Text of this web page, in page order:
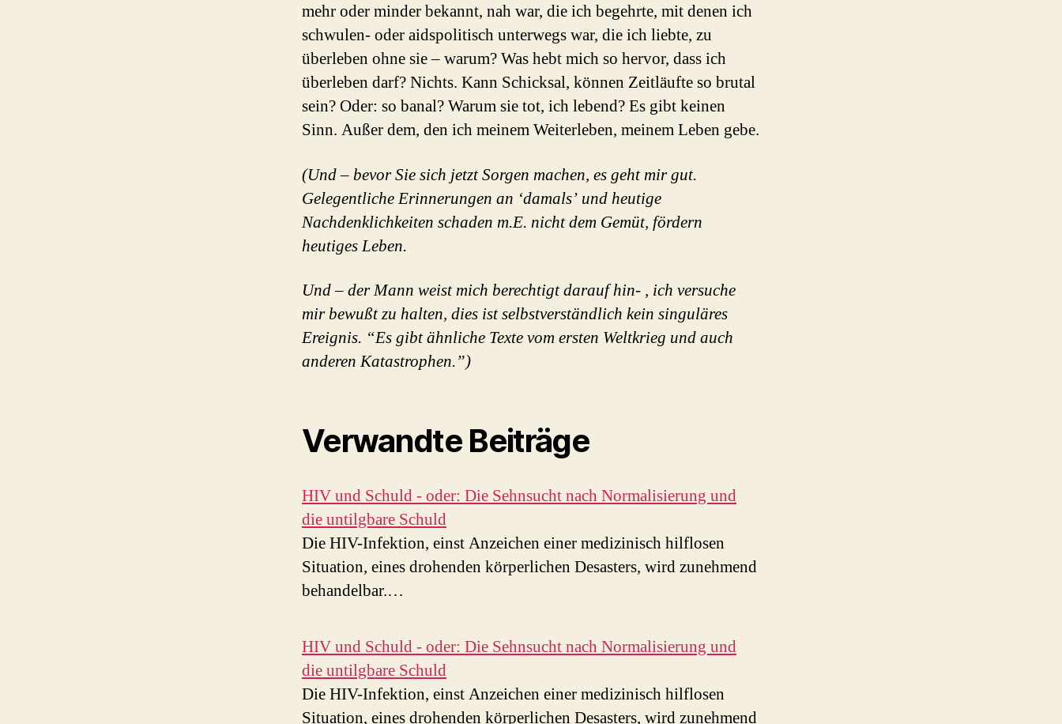
mehr oder minder bekannt, nah war, die ich begehrte, mit denen ich
schwulen- oder aidspolitisch unterwegs war, die ich liebte, zu
überleben ohne sie – warum? Was hebt mich so hervor, dass ich
überleben darf? Nichts. Kann Schicksal, können Zeitläufte so brutal
sein? Oder: so banal? Warum sie tot, ich lebend? Es gibt keinen
Sinn. Außer dem, den ich meinem Weiterleben, meinem Leben gebe.
(Und – bevor Sie sich jetzt Sorgen machen, es geht mir gut.
Gelegentliche Erinnerungen an ‘damals’ und heutige
Nachdenklichkeiten schaden m.E. nicht dem Gemüt, fördern
heutiges Leben.
Und – der Mann weist mich berechtigt darauf hin- , ich versuche
mir bewußt zu halten, dies ist selbstverständlich kein singuläres
Ereignis. “Es gibt ähnliche Texte vom ersten Weltkrieg und auch
anderen Katastrophen.”)
Verwandte Beiträge
HIV und Schuld - oder: Die Sehnsucht nach Normalisierung und
die untilgbare Schuld
Die HIV-Infektion, einst Anzeichen einer medizinisch hilflosen
Situation, eines drohenden körperlichen Desasters, wird zunehmend
behandelbar.…
HIV und Schuld - oder: Die Sehnsucht nach Normalisierung und
die untilgbare Schuld
Die HIV-Infektion, einst Anzeichen einer medizinisch hilflosen
Situation, eines drohenden körperlichen Desasters, wird zunehmend